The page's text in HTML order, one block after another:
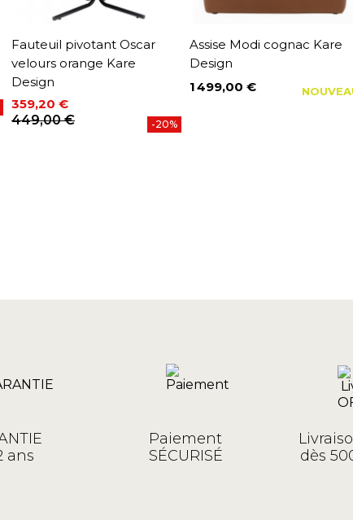
Fauteuil pivotant Oscar
velours orange Kare
Design
Prix
359,20 €
Prix de base
449,00 € -20%
Assise Modi cognac Kare
Design
Prix
1 499,00 €
ans
Paiement
SÉCURISÉ
dès